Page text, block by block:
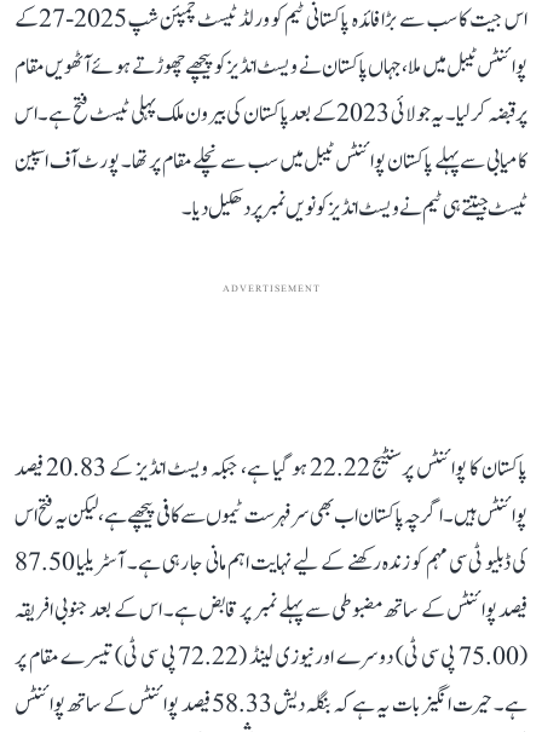
اس جیت کا سب سے بڑا فائدہ پاکستانی ٹیم کو ورلڈ ٹیسٹ چمپئن شپ2025-27کے
پوائنٹس ٹیبل میں ملا، جہاں پاکستان نے ویسٹ انڈیز کو پیچھے چھوڑتے ہوئے آٹھویں مقام
پر قبضہ کر لیا۔ یہ جولائی 2023 کے بعد پاکستان کی بیرون ملک پہلی ٹیسٹ فتح ہے۔ اس
کامیابی سے پہلے پاکستان پوائنٹس ٹیبل میں سب سے نچلے مقام پر تھا۔ پورٹ آف اسپین
ٹیسٹ جیتتے ہی ٹیم نے ویسٹ انڈیز کو نویں نمبر پر دھکیل دیا۔
ADVERTISEMENT
پاکستان کا پوائنٹس پرسنٹیج 22.22 ہو گیا ہے، جبکہ ویسٹ انڈیز کے 20.83 فیصد
پوائنٹس ہیں۔ اگرچہ پاکستان اب بھی سرفہرست ٹیموں سے کافی پیچھے ہے، لیکن یہ فتح اس
کی ڈبلیو ٹی سی مہم کو زندہ رکھنے کے لیے نہایت اہم مانی جا رہی ہے۔ آسٹریلیا 87.50
فیصد پوائنٹس کے ساتھ مضبوطی سے پہلے نمبر پر قابض ہے۔ اس کے بعد جنوبی افریقہ
(75.00 پی سی ٹی) دوسرے اور نیوزی لینڈ (72.22 پی سی ٹی) تیسرے مقام پر
ہے۔ حیرت انگیز بات یہ ہے کہ بنگلہ دیش 58.33 فیصد پوائنٹس کے ساتھ پوائنٹس